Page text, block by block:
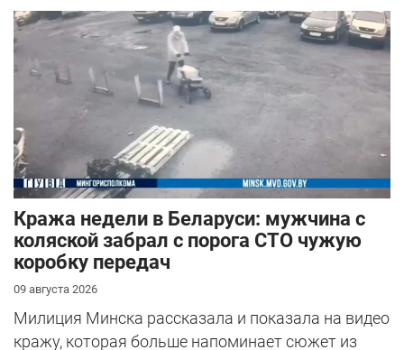
Кража недели в Беларуси: мужчина с
коляской забрал с порога СТО чужую
коробку передач
09 августа 2026
Милиция Минска рассказала и показала на видео
кражу, которая больше напоминает сюжет из